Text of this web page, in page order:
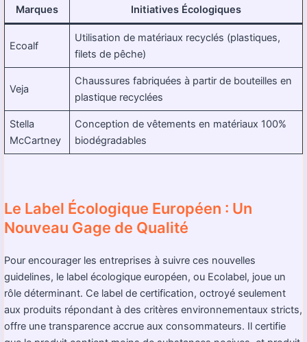
Marques Initiatives Écologiques
Ecoalf
Utilisation de matériaux recyclés (plastiques,
filets de pêche)
Veja
Chaussures fabriquées à partir de bouteilles en
plastique recyclées
Stella
McCartney
Conception de vêtements en matériaux 100%
biodégradables
Le Label Écologique Européen : Un
Nouveau Gage de Qualité
Pour encourager les entreprises à suivre ces nouvelles
guidelines, le label écologique européen, ou Ecolabel, joue un
rôle déterminant. Ce label de certification, octroyé seulement
aux produits répondant à des critères environnementaux stricts,
offre une transparence accrue aux consommateurs. Il certifie